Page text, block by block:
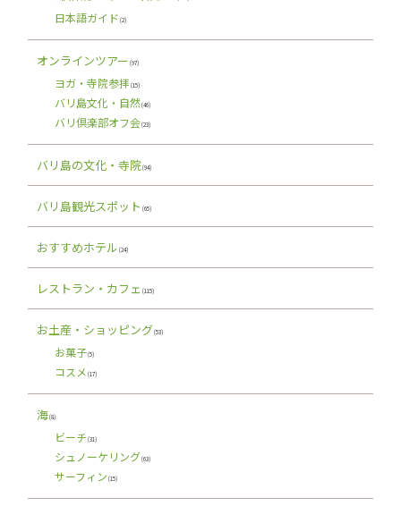
日本語ガイド (2)
オンラインツアー (97)
ヨガ・寺院参拝 (15)
バリ島文化・自然(46)
バリ倶楽部オフ会(23)
バリ島の文化・寺院(94)
バリ島観光スポット (65)
おすすめホテル (24)
レストラン・カフェ (115)
お土産・ショッピング(53)
お菓子(5)
コスメ (17)
海(8)
ビーチ(31)
シュノーケリング(63)
サーフィン (15)